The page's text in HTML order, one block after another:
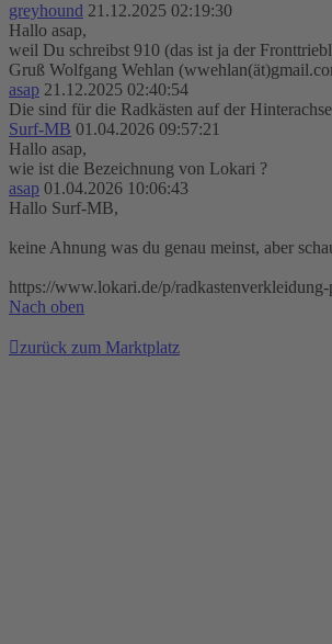
greyhound 21.12.2025 02:19:30
Hallo asap,
weil Du schreibst 910 (das ist ja der
Gruß Wolfgang Wehlan
asap 21.12.2025 02:40:54
Die sind für die Radkästen auf der Hinterachse
Surf-MB 01.04.2026 09:57:21
Hallo asap,
wie ist die Bezeichnung von Lokari ?
asap 01.04.2026 10:06:43
Hallo Surf-MB,
keine Ahnung was du genau meinst, aber
https://www.lokari.de/p/
Nach oben
zurück zum Marktplatz